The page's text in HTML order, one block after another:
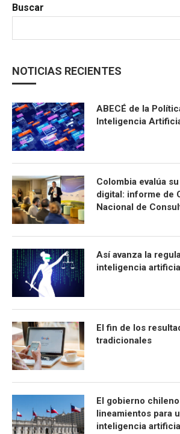
Buscar
NOTICIAS RECIENTES
ABECÉ de la
Inteligencia
Colombia evalúa
digital: informe de
Nacional de
Así avanza la
inteligencia
El fin de los
tradicionales
El gobierno
lineamientos para
inteligencia